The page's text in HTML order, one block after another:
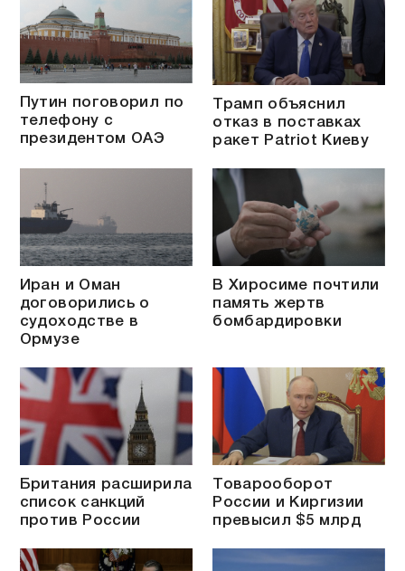
Путин поговорил по
телефону с
президентом ОАЭ
Трамп объяснил
отказ в поставках
ракет Patriot Киеву
Иран и Оман
договорились о
судоходстве в
Ормузе
В Хиросиме почтили
память жертв
бомбардировки
Британия расширила
список санкций
против России
Товарооборот
России и Киргизии
превысил $5 млрд